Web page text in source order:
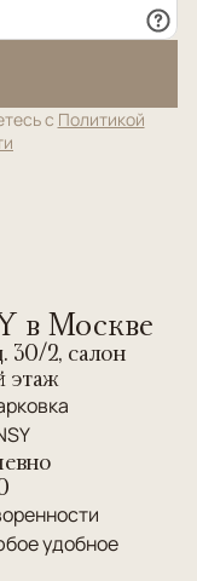
с Политикой
в Москве
30/2, салон
этаж
удобное